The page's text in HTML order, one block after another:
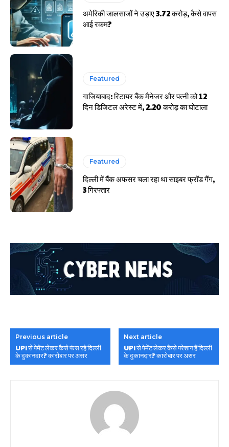
अमेरिकी जालसाजों ने उड़ाए 3.72 करोड़, कैसे वापस
आई रकम?
Featured
गाजियाबाद: रिटायर बैंक मैनेजर और पत्नी को 12
दिन डिजिटल अरेस्ट में, 2.20 करोड़ का घोटाला
Featured
दिल्ली में बैंक अफसर चला रहा था साइबर फ्रॉड गैंग,
3 गिरफ्तार
Previous article
UPI से पेमेंट लेकर कैसे फंस रहे दिल्ली
के दुकानदार? कारोबार पर असर
Next article
UPI से पेमेंट लेकर कैसे परेशान हैं दिल्ली
के दुकानदार? कारोबार पर असर